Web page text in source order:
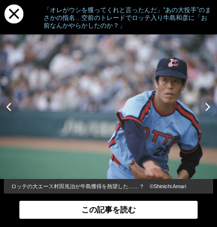
「オレがウシを獲ってくれと言ったんだ」“あの大投手”のま
さかの指名…空前のトレードでロッテ入り牛島和彦に「お
前なんかやらかしたのか？」
ロッテの大エース村田兆治が牛島獲得を熱望した……？ ©Shinichi Amari
この記事を読む